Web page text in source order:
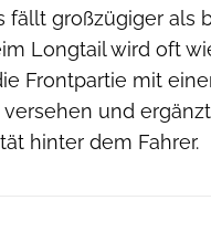
fällt großzügiger als
Longtail wird oft
Frontpartie mit
und
hinter dem Fahrer.